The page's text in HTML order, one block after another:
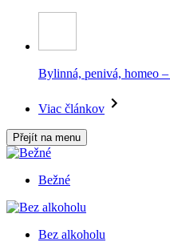
Bylinná, penivá, homeo
Viac článkov
Přejít na menu
Bežné
Bez alkoholu